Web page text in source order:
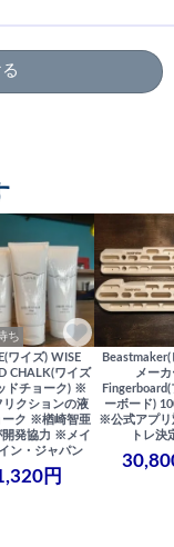
ち
ワイズ) WISE
CHALK(ワイズ
ドチョーク) ※
リクションの液
ーク ※楢崎智亜
開発協力 ※メイ
イン・ジャパン
円
メーカ
ーボード)
※公式アプ
トレ決